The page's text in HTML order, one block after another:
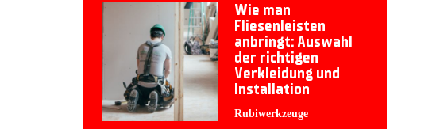
Wie man
Fliesenleisten
anbringt: Auswahl
der richtigen
Verkleidung und
Installation
Rubiwerkzeuge